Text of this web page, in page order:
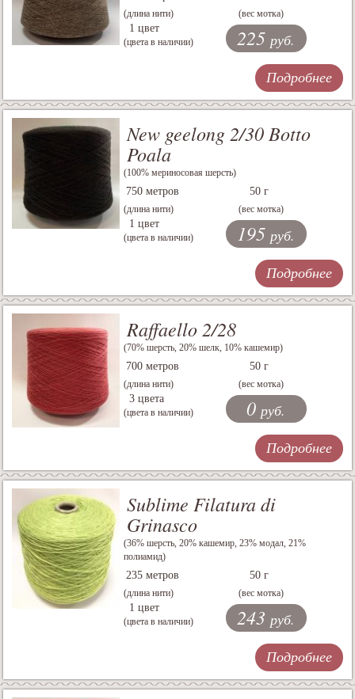
(длина нити) (вес мотка)
1 цвет
(цвета в наличии) 225руб.
Подробнее
New geelong 2/30 Botto
Poala
(100% мериносовая шерсть)
750 метров
(длина нити)
50 г
(вес мотка)
1 цвет
(цвета в наличии) 195руб.
Подробнее
Raffaello 2/28
(70% шерсть, 20% шелк, 10% кашемир)
700 метров
(длина нити)
50 г
(вес мотка)
3 цвета
(цвета в наличии) 0руб.
Подробнее
Sublime Filatura di
Grinasco
(36% шерсть, 20% кашемир, 23% модал, 21%
полиамид)
235 метров
(длина нити)
50 г
(вес мотка)
1 цвет
(цвета в наличии) 243руб.
Подробнее